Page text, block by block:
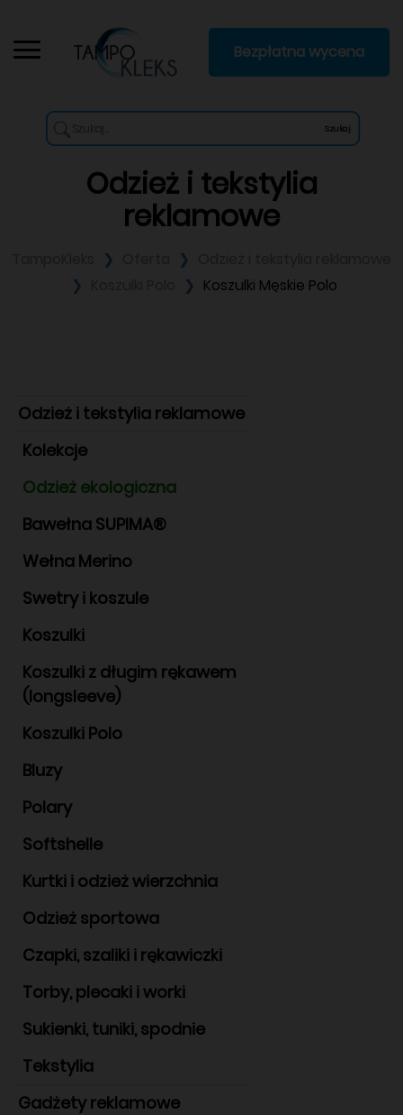
Szukaj
Bezpłatna wycena
Odzież i tekstylia
reklamowe
Koszulki Męskie Polo
Odzież i tekstylia reklamowe
Kolekcje
Odzież ekologiczna
Bawełna SUPIMA®
Wełna Merino
Swetry i koszule
Koszulki
Koszulki z długim rękawem
(longsleeve)
Koszulki Polo
Bluzy
Polary
Softshelle
Kurtki i odzież wierzchnia
Odzież sportowa
Czapki, szaliki i rękawiczki
Torby, plecaki i worki
Sukienki, tuniki, spodnie
Tekstylia
Gadżety reklamowe